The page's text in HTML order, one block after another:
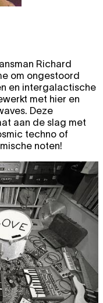
Richard
om ongestoord
en intergalactische
met hier en
Deze
aan de slag met
techno of
noten!